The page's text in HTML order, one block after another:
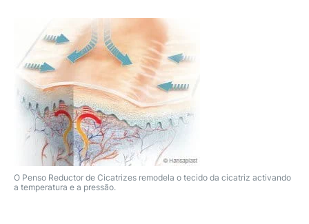
O Penso Reductor de Cicatrizes remodela o tecido da cicatriz activando
a temperatura e a pressão.